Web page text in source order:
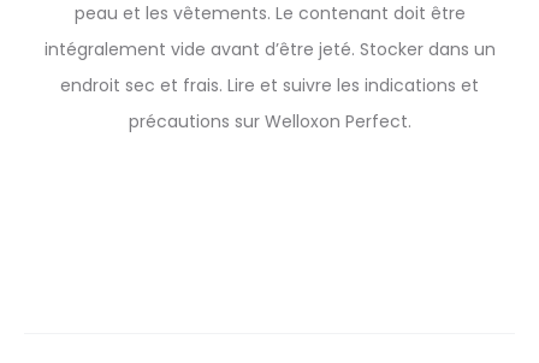
peau et les vêtements. Le contenant doit être
intégralement vide avant d’être jeté. Stocker dans un
endroit sec et frais. Lire et suivre les indications et
précautions sur Welloxon Perfect.